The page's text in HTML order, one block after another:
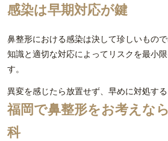
感染は早期対応が鍵
鼻整形における感染は決して珍しいもの
知識と適切な対応によってリスクを最小
す。
異変を感じたら放置せず、早めに対処する
福岡で鼻整形をお考えな
科